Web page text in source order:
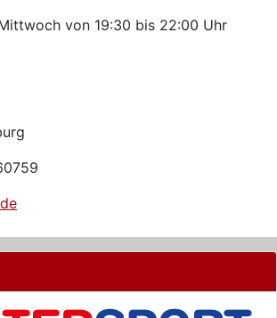
von 19:30 bis 22:00 Uhr